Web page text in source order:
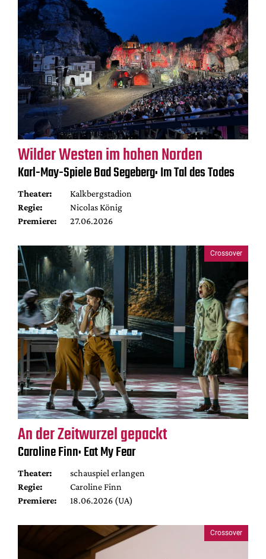
Wilder Westen im hohen Norden
Karl-May-Spiele Bad Segeberg: Im Tal des Todes
Theater:
Kalkbergstadion
Regie:
Nicolas König
Premiere:
27.06.2026
Crossover
An der Zeitwurzel gepackt
Caroline Finn: Eat My Fear
Theater:
schauspiel erlangen
Regie:
Caroline Finn
Premiere:
18.06.2026 (UA)
Crossover